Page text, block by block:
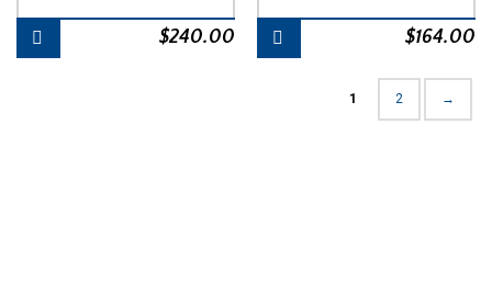
$240.00 $164.00
1 2 →